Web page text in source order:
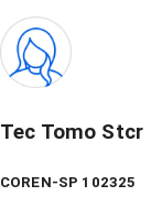
Tec Tomo Stcr
COREN-SP 102325